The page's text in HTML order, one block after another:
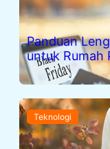
Panduan
untuk Rumah
Teknologi